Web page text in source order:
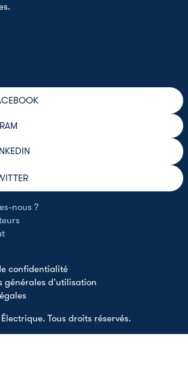
nous ?
confidentialité
générales d’utilisation
Tous droits réservés.